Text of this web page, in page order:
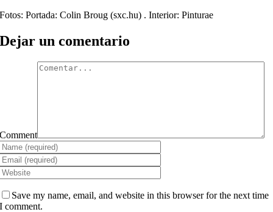
Fotos: Portada: Colin Broug (sxc.hu) . Interior: Pinturae
Dejar un comentario
Comment
Save my name, email, and website in this browser for the next time
I comment.